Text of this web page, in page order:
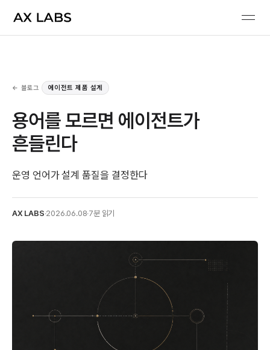
← 블로그 에이전트 제품 설계
용어를 모르면 에이전트가
흔들린다
운영 언어가 설계 품질을 결정한다
AX LABS·2026.06.08·7분 읽기